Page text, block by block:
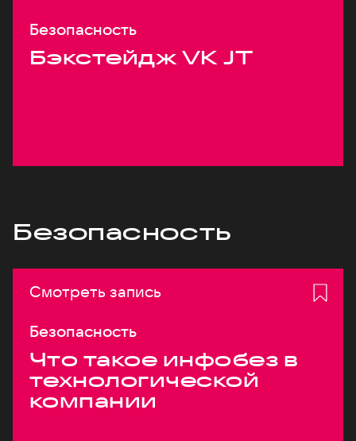
Безопасность
Бэкстейдж VK JT
Безопасность
Смотреть запись
Безопасность
Что такое инфобез в
технологической
компании